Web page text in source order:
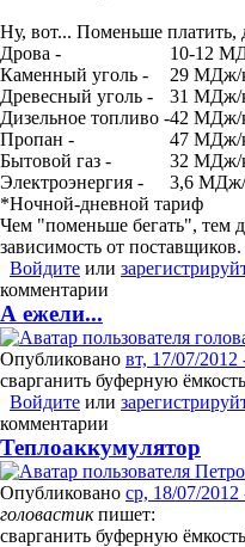
Ну, вот... Поменьше платить,
Дрова -
10-12
Каменный уголь -
29 МДж/
Древесный уголь -
31 МДж/
Дизельное топливо -42 МДж/
Пропан -
47 МДж/
Бытовой газ -
32 МДж/
Электроэнергия -
3,6 МДж/
*Ночной-дневной тариф
Чем "поменьше бегать", тем
зависимость от поставщиков.
Войдите или
комментарии
А ежели...
Опубликовано вт, 17/07/2012
сварганить буферную
Войдите или
комментарии
Теплоаккумулятор
Опубликовано ср, 18/07/2012
головастикпишет:
сварганить буферную